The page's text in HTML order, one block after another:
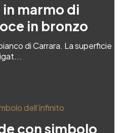
marmo di
in bronzo
di Carrara. La superficie
con simbolo